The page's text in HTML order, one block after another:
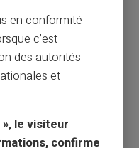
en conformité
c’est
des autorités
et
le visiteur
confirme